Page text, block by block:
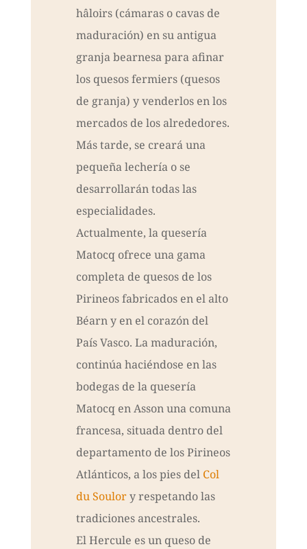
hâloirs (cámaras o cavas de
maduración) en su antigua
granja bearnesa para afinar
los quesos fermiers (quesos
de granja) y venderlos en los
mercados de los alrededores.
Más tarde, se creará una
pequeña lechería o se
desarrollarán todas las
especialidades.
Actualmente, la quesería
Matocq ofrece una gama
completa de quesos de los
Pirineos fabricados en el alto
Béarn y en el corazón del
País Vasco. La maduración,
continúa haciéndose en las
bodegas de la quesería
Matocq en Asson una comuna
francesa, situada dentro del
departamento de los Pirineos
Atlánticos, a los pies del Col
du Soulory respetando las
tradiciones ancestrales.
El Hercule es un queso de